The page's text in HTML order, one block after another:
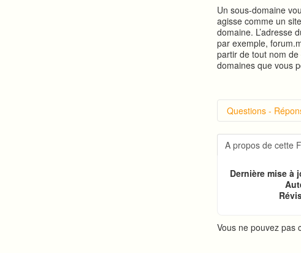
Un sous-domaine
agisse comme un
domaine. L’adresse
par exemple,
partir de tout nom
domaines que vous
Questions -
Introduction
Connexion à
Changer le
Créer une
A propos de cette
Dernière mise à
Vous ne pouvez pas